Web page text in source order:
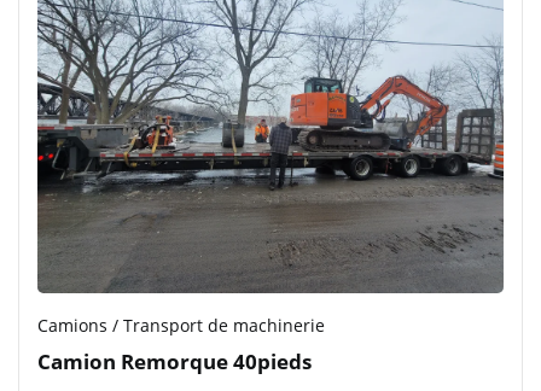
Camions / Transport de machinerie
Camion Remorque 40pieds